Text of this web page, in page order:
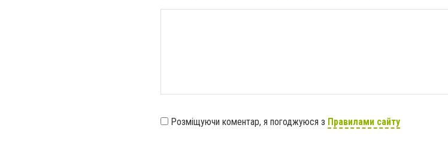
Розміщуючи коментар, я погоджуюся з Правилами сайту